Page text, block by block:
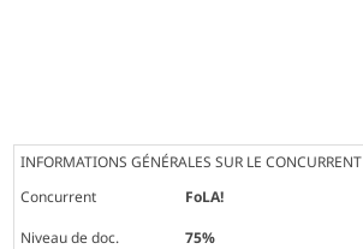
INFORMATIONS GÉNÉRALES SUR LE CONCURRENT
Concurrent
FoLA!
Niveau de doc.
75%